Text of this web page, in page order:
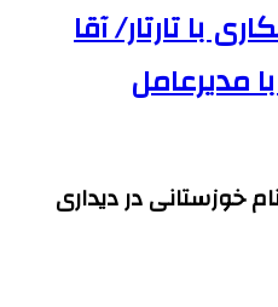
با تارتار/ آقا
مدیرعامل
خوزستانی در دیداری